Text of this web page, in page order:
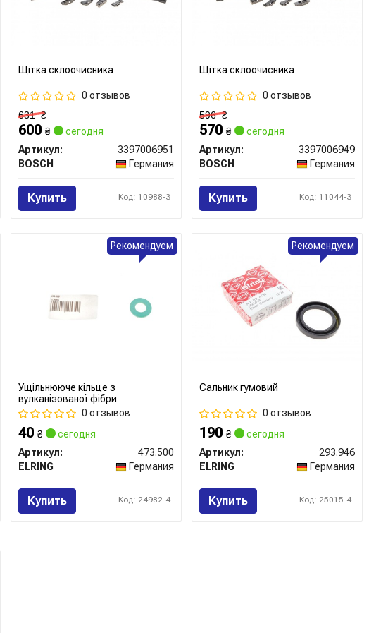
Щітка склоочисника
0 отзывов
631₴
600 ₴
сегодня
Артикул:
3397006951
BOSCH
Германия
Купить Код: 10988-3
Щітка склоочисника
0 отзывов
596₴
570 ₴
сегодня
Артикул:
3397006949
BOSCH
Германия
Купить Код: 11044-3
Ущільнююче кільце з
вулканізованої фібри
0 отзывов
40 ₴
сегодня
Артикул:
473.500
ELRING
Германия
Купить Код: 24982-4
Рекомендуем
Сальник гумовий
0 отзывов
190 ₴
сегодня
Артикул:
293.946
ELRING
Германия
Купить Код: 25015-4
Рекомендуем